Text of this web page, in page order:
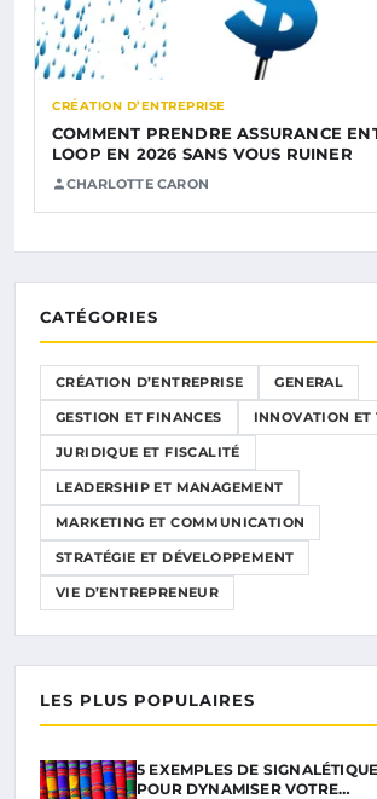
CRÉATION D’ENTREPRISE
COMMENT PRENDRE ASSURANCE
LOOP EN 2026 SANS VOUS RUINER
CHARLOTTE CARON
CATÉGORIES
CRÉATION D’ENTREPRISE GENERAL
GESTION ET FINANCES INNOVATION ET
JURIDIQUE ET FISCALITÉ
LEADERSHIP ET MANAGEMENT
MARKETING ET COMMUNICATION
STRATÉGIE ET DÉVELOPPEMENT
VIE D’ENTREPRENEUR
LES PLUS POPULAIRES
5 EXEMPLES DE
POUR DYNAMISER VOTRE…